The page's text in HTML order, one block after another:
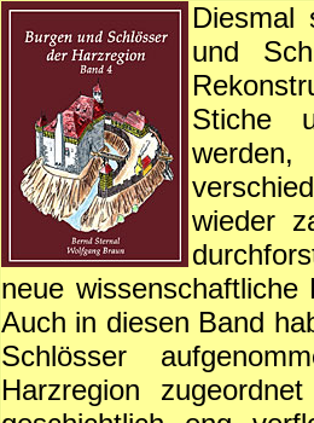
Diesmal
und
Stiche
wieder
neue
Auch in diesen Band
Schlösser
Harzregion